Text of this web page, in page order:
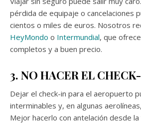
pérdida de equipaje o cancelaciones
cientos o miles de euros. Nosotros
HeyMondo o Intermundial, que
completos y a buen precio.
3. NO HACER EL
Dejar el check-in para el aeropuerto
interminables y, en algunas
Mejor hacerlo con antelación desde